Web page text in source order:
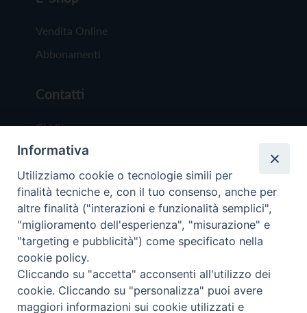
Vendita Online
Abbonamenti
Contatti
Chi Siamo
Redazione
Scrivici
Copyright © 2019 - Tutti i diritti riservati - Vita
Trentina Editrice
Informativa
Utilizziamo cookie o tecnologie simili per
finalità tecniche e, con il tuo consenso, anche per
altre finalità ("interazioni e funzionalità semplici",
"miglioramento dell'esperienza", "misurazione" e
"targeting e pubblicità") come specificato nella
cookie policy.
Cliccando su "accetta" acconsenti all'utilizzo dei
cookie. Cliccando su "personalizza" puoi avere
maggiori informazioni sui cookie utilizzati e